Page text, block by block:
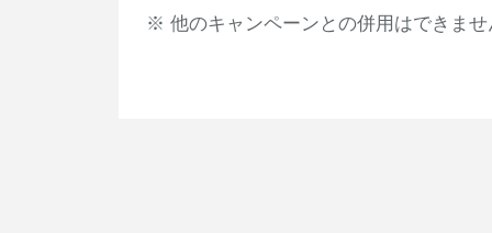
※ 他のキャンペーンとの併用はできま